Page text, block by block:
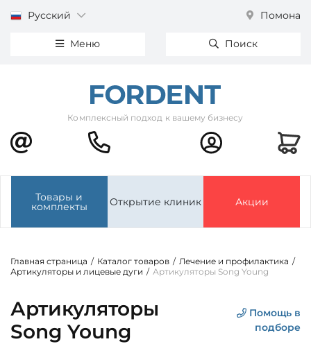
Русский Помона
Меню Поиск
Комплексный подход к вашему бизнесу
Товары и
комплекты Открытие клиник Акции
Главная страница / Каталог товаров / Лечение и профилактика /
Артикуляторы и лицевые дуги / Артикуляторы Song Young
Артикуляторы
Song Young
Помощь в
подборе